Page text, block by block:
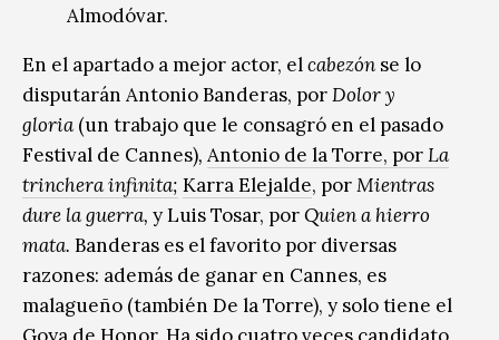
Almodóvar.
En el apartado a mejor actor, elcabezón se lo
disputarán Antonio Banderas, porDolor y
gloria (un trabajo que le consagró en el pasado
Festival de Cannes), Antonio de la Torre, porLa
trinchera infinita; Karra Elejalde, porMientras
dure la guerra, y Luis Tosar, porQuien a hierro
mata. Banderas es el favorito por diversas
razones: además de ganar en Cannes, es
malagueño (también De la Torre), y solo tiene el